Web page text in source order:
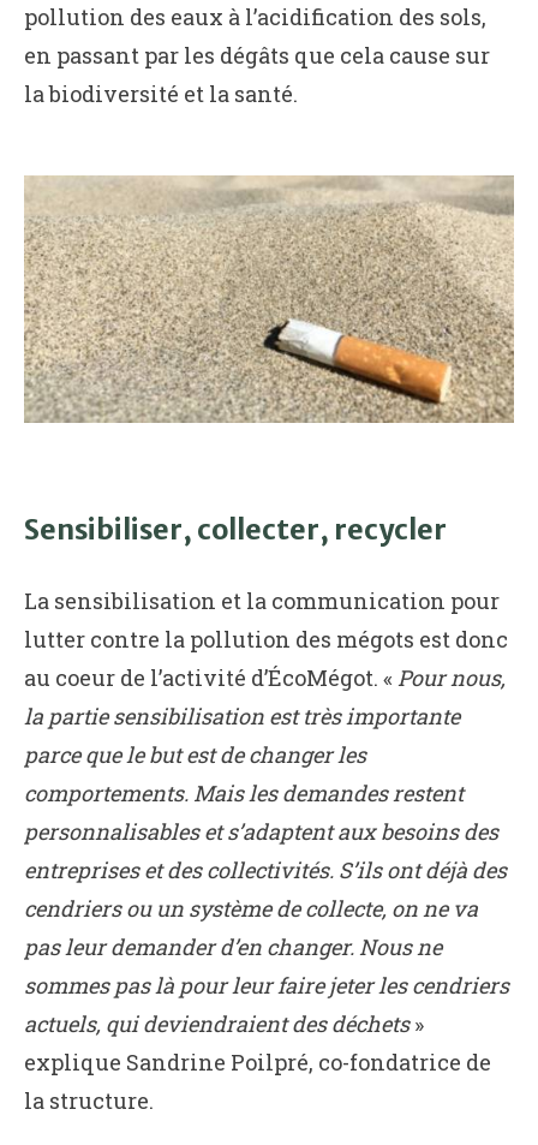
pollution des eaux à l’acidification des sols,
en passant par les dégâts que cela cause sur
la biodiversité et la santé.
Sensibiliser, collecter, recycler
La sensibilisation et la communication pour
lutter contre la pollution des mégots est donc
au coeur de l’activité d’ÉcoMégot. « Pour nous,
la partie sensibilisation est très importante
parce que le but est de changer les
comportements. Mais les demandes restent
personnalisables et s’adaptent aux besoins des
entreprises et des collectivités. S’ils ont déjà des
cendriers ou un système de collecte, on ne va
pas leur demander d’en changer. Nous ne
sommes pas là pour leur faire jeter les cendriers
actuels, qui deviendraient des déchets»
explique Sandrine Poilpré, co-fondatrice de
la structure.